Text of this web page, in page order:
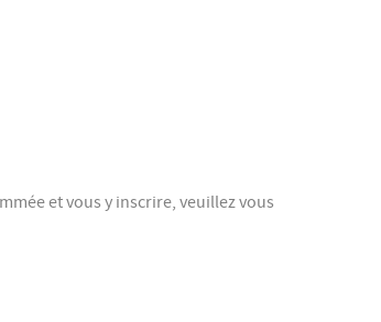
et vous y inscrire, veuillez vous